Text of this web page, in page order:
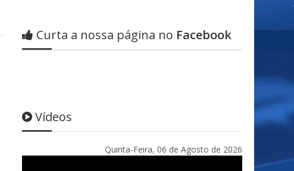
Curta a nossa página no Facebook
Vídeos
Quinta-Feira, 06 de Agosto de 2026